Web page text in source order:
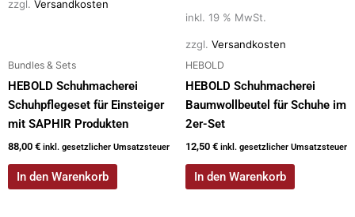
zzgl. Versandkosten
Bundles & Sets
HEBOLD Schuhmacherei
Schuhpflegeset für Einsteiger
mit SAPHIR Produkten
88,00 € inkl. gesetzlicher Umsatzsteuer
In den Warenkorb
inkl. 19 % MwSt.
zzgl. Versandkosten
HEBOLD
HEBOLD Schuhmacherei
Baumwollbeutel für Schuhe im
2er-Set
12,50 € inkl. gesetzlicher Umsatzsteuer
In den Warenkorb